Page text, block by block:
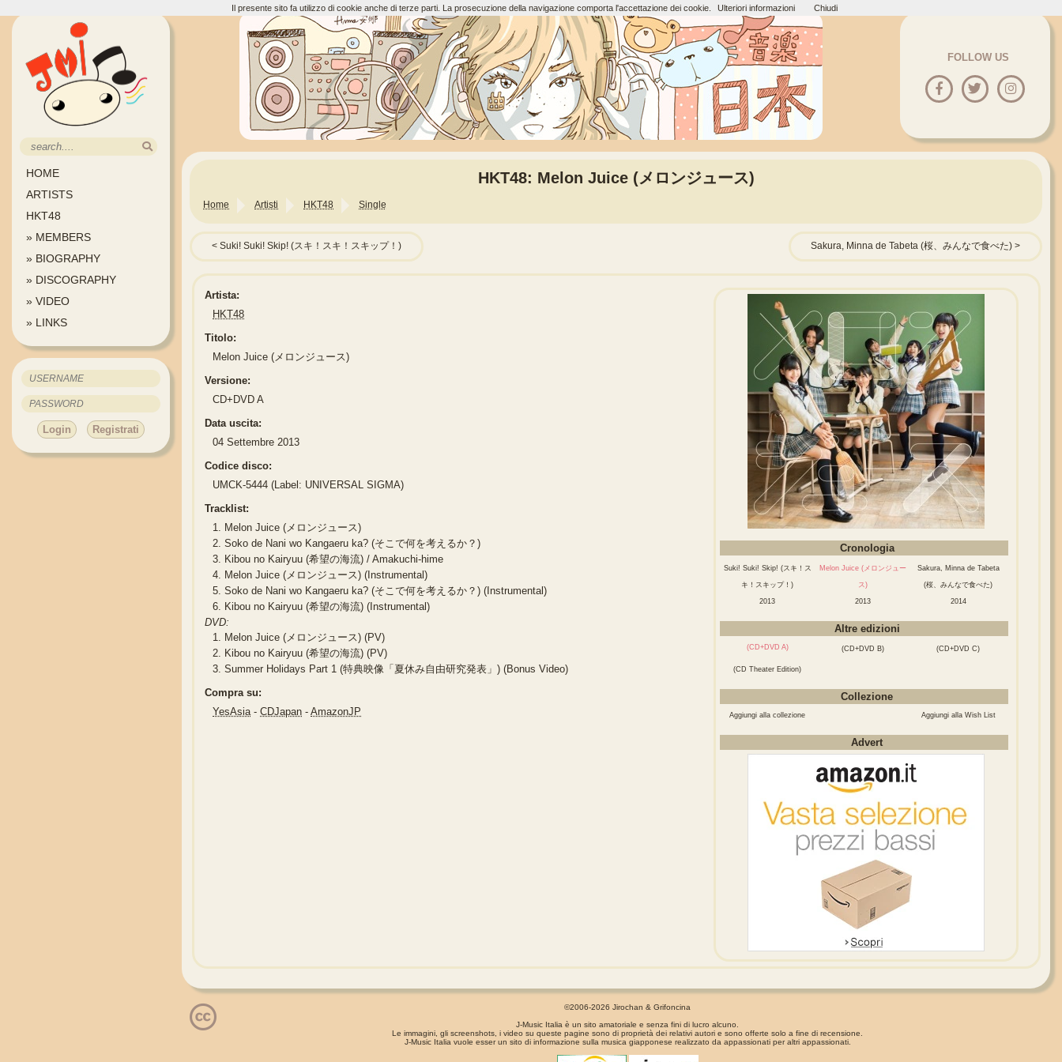
HOME
ARTISTS
HKT48
» MEMBERS
» BIOGRAPHY
» DISCOGRAPHY
» VIDEO
» LINKS
Login Registrati
FOLLOW US
HKT48: Melon Juice (メロンジュース)
Home Artisti HKT48 Single
Suki! Suki! Skip! (スキ！スキ！スキップ！) Sakura, Minna de Tabeta (桜、みんなで食べた)
Cronologia
Suki! Suki! Skip! (スキ！ス
キ！スキップ！)
2013
Melon Juice (メロンジュー
ス)
2013
Sakura, Minna de Tabeta
(桜、みんなで食べた)
2014
Altre edizioni
(CD+DVD A) (CD+DVD B) (CD+DVD C)
(CD Theater Edition)
Collezione
Aggiungi alla collezione Aggiungi alla Wish List
Advert
Artista:
HKT48
Titolo:
Melon Juice (メロンジュース)
Versione:
CD+DVD A
Data uscita:
04 Settembre 2013
Codice disco:
UMCK-5444 (Label: UNIVERSAL SIGMA)
Tracklist:
1. Melon Juice (メロンジュース)
2. Soko de Nani wo Kangaeru ka? (そこで何を考えるか？)
3. Kibou no Kairyuu (希望の海流) / Amakuchi-hime
4. Melon Juice (メロンジュース) (Instrumental)
5. Soko de Nani wo Kangaeru ka? (そこで何を考えるか？) (Instrumental)
6. Kibou no Kairyuu (希望の海流) (Instrumental)
DVD:
1. Melon Juice (メロンジュース) (PV)
2. Kibou no Kairyuu (希望の海流) (PV)
3. Summer Holidays Part 1 (特典映像「夏休み自由研究発表」) (Bonus Video)
Compra su:
YesAsia-CDJapan -AmazonJP
©2006-2026 Jirochan & Grifoncina
J-Music Italia è un sito amatoriale e senza fini di lucro alcuno.
Le immagini, gli screenshots, i video su queste pagine sono di proprietà dei relativi autori e sono offerte solo a fine di recensione.
J-Music Italia vuole esser un sito di informazione sulla musica giapponese realizzato da appassionati per altri appassionati.
Il presente sito fa utilizzo di cookie anche di terze parti. La prosecuzione della navigazione comporta l'accettazione dei cookie. Ulteriori informazioni Chiudi